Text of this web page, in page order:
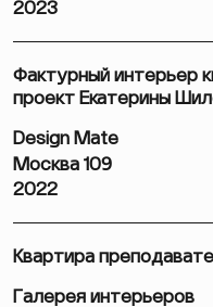
2023
Фактурный интерьер
проект Екатерины
Design Mate
Москва 109
2022
Квартира
Галерея интерьеров